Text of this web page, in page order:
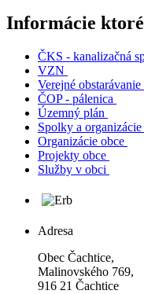
Informácie
ČKS - kanalizačná
VZN
Verejné obstarávanie
ČOP - pálenica
Územný plán
Spolky a organizácie
Organizácie obce
Projekty obce
Služby v obci
Adresa
Obec Čachtice,
Malinovského 769,
916 21 Čachtice